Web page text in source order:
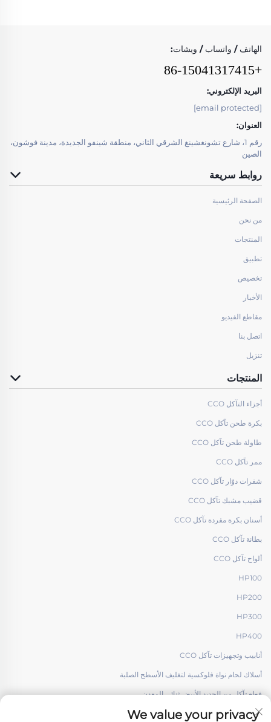
الهاتف / واتساب / ويشات:
+86-15041317415
البريد الإلكتروني:
[email protected]
العنوان:
رقم 1، شارع تشونغشينغ الشرقي الثاني، منطقة شينفو الجديدة، مدينة فوشون،
الصين
روابط سريعة
الصفحة الرئيسية
من نحن
المنتجات
تطبيق
تخصيص
الأخبار
مقاطع الفيديو
اتصل بنا
تنزيل
المنتجات
أجزاء التآكل CCO
بكرة طحن تآكل CCO
طاولة طحن تآكل CCO
ممر تآكل CCO
شفرات دوّار تآكل CCO
قضيب مشبك تآكل CCO
أسنان بكرة مفردة تآكل CCO
بطانة تآكل CCO
ألواح تآكل CCO
HP100
HP200
HP300
HP400
أنابيب وتجهيزات تآكل CCO
أسلاك لحام نواة فلوكسية لتغليف الأسطح الصلبة
قطع تآكل من الحديد الأبيض ثنائي المعدن
We value your privacy